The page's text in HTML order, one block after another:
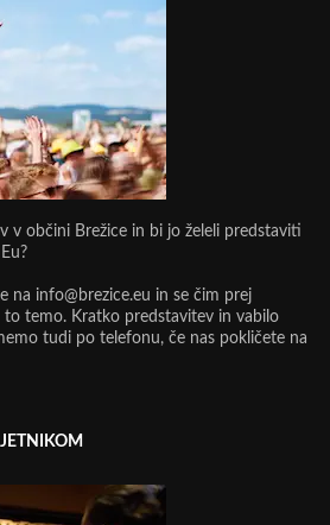
v občini Brežice in bi jo želeli predstaviti
na info@brezice.eu in se čim prej
temo. Kratko predstavitev in vabilo
tudi po telefonu, če nas pokličete na